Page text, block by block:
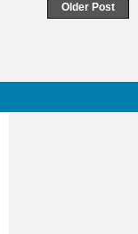
Older Post